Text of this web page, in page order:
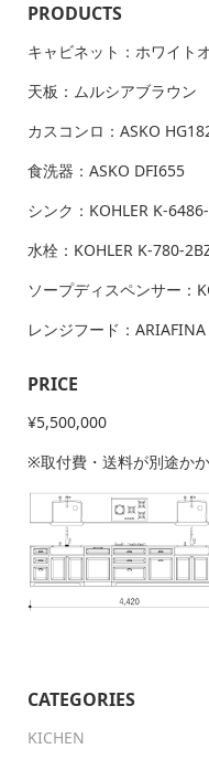
PRODUCTS
キャビネット：ホワイト
天板：ムルシアブラウン
カスコンロ：ASKO
食洗器：ASKO DFI655
シンク：KOHLER K-
水栓：KOHLER K-780-
ソープディスペンサー：
レンジフード：
PRICE
¥5,500,000
※取付費・送料が別途かか
CATEGORIES
KICHEN